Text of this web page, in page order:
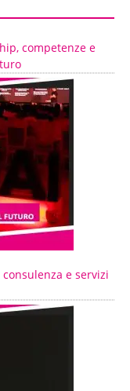
competenze e
e servizi